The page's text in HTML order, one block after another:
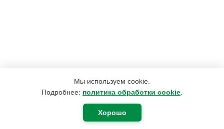
Мы используем cookie.
Подробнее: политика обработки cookie
Хорошо